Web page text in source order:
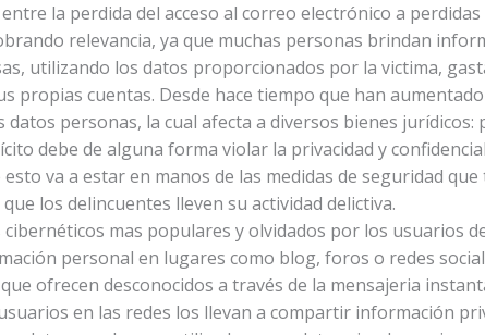
la perdida del acceso al correo electrónico a perdidas
relevancia, ya que muchas personas brindan
utilizando los datos proporcionados por la victima,
propias cuentas. Desde hace tiempo que han
personas, la cual afecta a diversos bienes jurídicos:
debe de alguna forma violar la privacidad y
va a estar en manos de las medidas de seguridad
los delincuentes lleven su actividad delictiva.
mas populares y olvidados por los usuarios
personal en lugares como blog, foros o redes
ofrecen desconocidos a través de la mensajeria
en las redes los llevan a compartir información